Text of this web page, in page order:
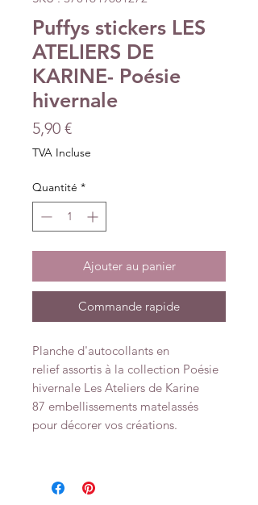
Puffys stickers LES
ATELIERS DE
KARINE- Poésie
hivernale
5,90 €Prix
TVA Incluse
Quantité *
Ajouter au panier
Commande rapide
Planche d'autocollants en
relief assortis à la collection Poésie
hivernale Les Ateliers de Karine
87 embellissements matelassés
pour décorer vos créations.